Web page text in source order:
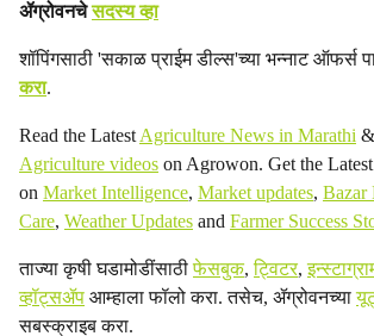
ॲग्रोवनचेसदस्य व्हा
शॉपिंगसाठी 'सकाळ प्राईम डील्स'च्या भन्नाट ऑफर्स
करा.
Read the Latest Agriculture News in Marathi
Agriculture videos on Agrowon. Get the
on Market Intelligence, Market updates, Bazar
Care, Weather Updates and Farmer Success
ताज्या कृषी घडामोडींसाठीफेसबुक,ट्विटर,
व्हॉट्सॲप आम्हाला फॉलो करा. तसेच, ॲग्रोवनच्या
सबस्क्राइब करा.